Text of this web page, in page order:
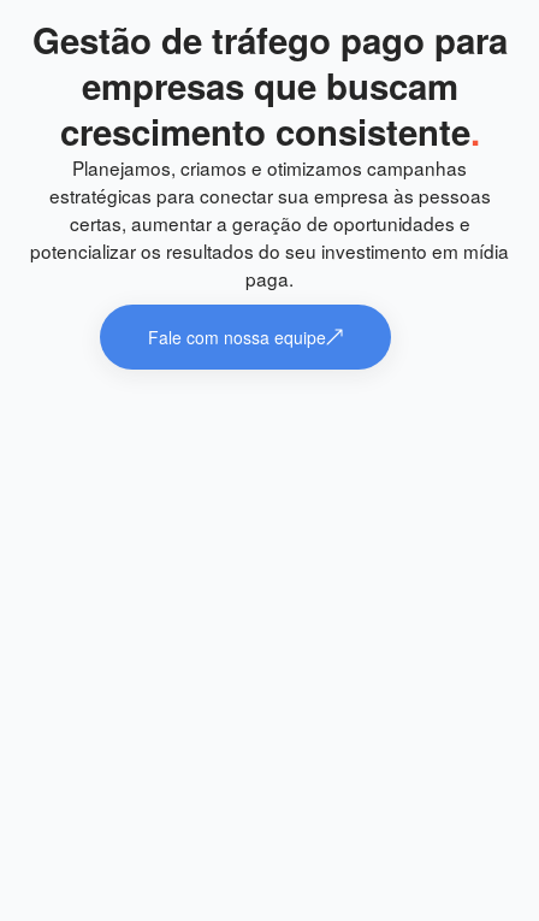
Gestão de tráfego pago para
empresas que buscam
crescimento consistente.
Planejamos, criamos e otimizamos campanhas
estratégicas para conectar sua empresa às pessoas
certas, aumentar a geração de oportunidades e
potencializar os resultados do seu investimento em mídia
paga.
Fale com nossa equipe